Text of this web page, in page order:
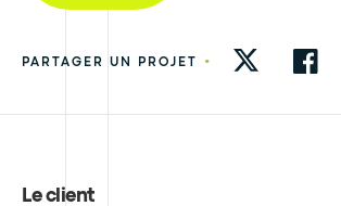
PARTAGER UN PROJET •
Le client